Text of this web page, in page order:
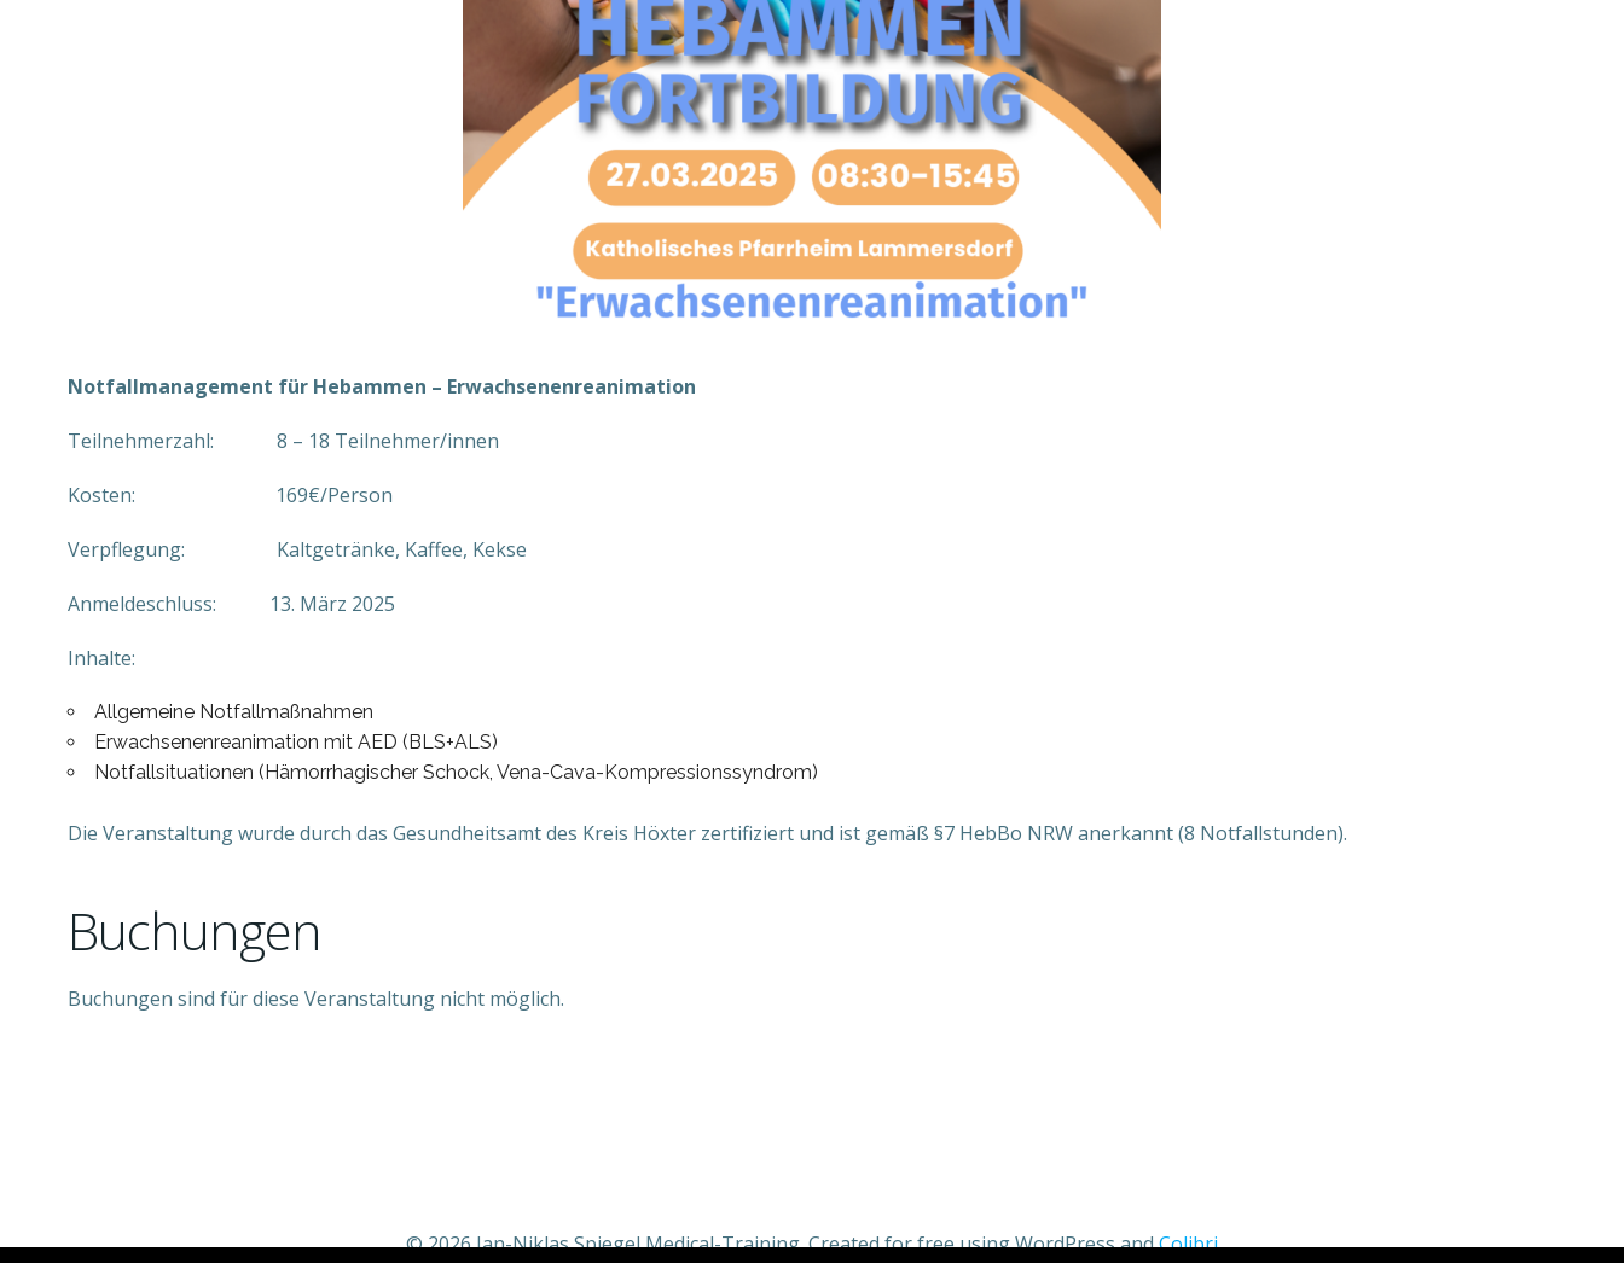
Notfallmanagement für Hebammen – Erwachsenenreanimation
Teilnehmerzahl: 8 – 18 Teilnehmer/innen
Kosten: 169€/Person
Verpflegung: Kaltgetränke, Kaffee, Kekse
Anmeldeschluss: 13. März 2025
Inhalte:
Allgemeine Notfallmaßnahmen
Erwachsenenreanimation mit AED (BLS+ALS)
Notfallsituationen (Hämorrhagischer Schock, Vena-Cava-Kompressionssyndrom)
Die Veranstaltung wurde durch das Gesundheitsamt des Kreis Höxter zertifiziert und ist gemäß §7 HebBo NRW anerkannt (8 Notfallstunden).
Buchungen
Buchungen sind für diese Veranstaltung nicht möglich.
© 2026 Jan-Niklas Spiegel Medical-Training. Created for free using WordPress andColibri